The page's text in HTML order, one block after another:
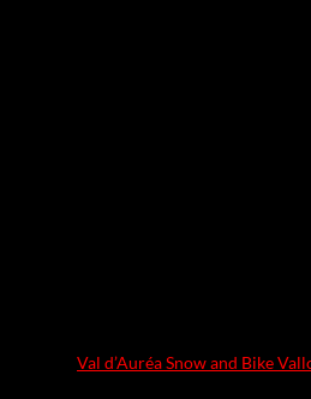
Val d’Auréa Snow and Bike